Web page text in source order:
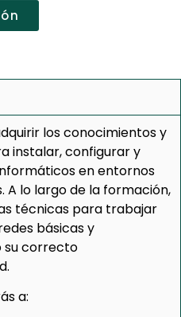
los conocimientos y
instalar, configurar y
en entornos
A lo largo de la formación,
técnicas para trabajar
básicas y
su correcto
a: